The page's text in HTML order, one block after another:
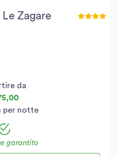
Zagare
da
per notte
garantito